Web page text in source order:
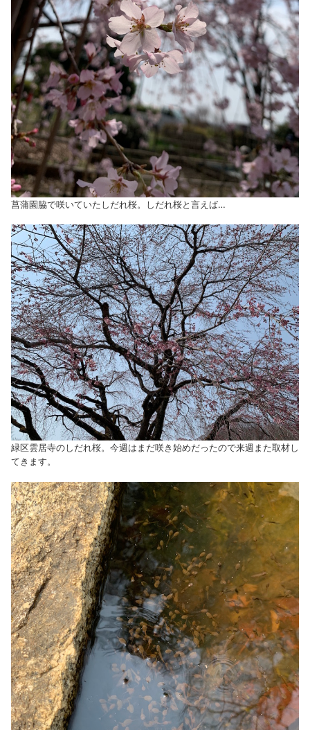
菖蒲園脇で咲いていたしだれ桜。しだれ桜と言えば…
緑区雲居寺のしだれ桜。今週はまだ咲き始めだったので来週また取材し
てきます。